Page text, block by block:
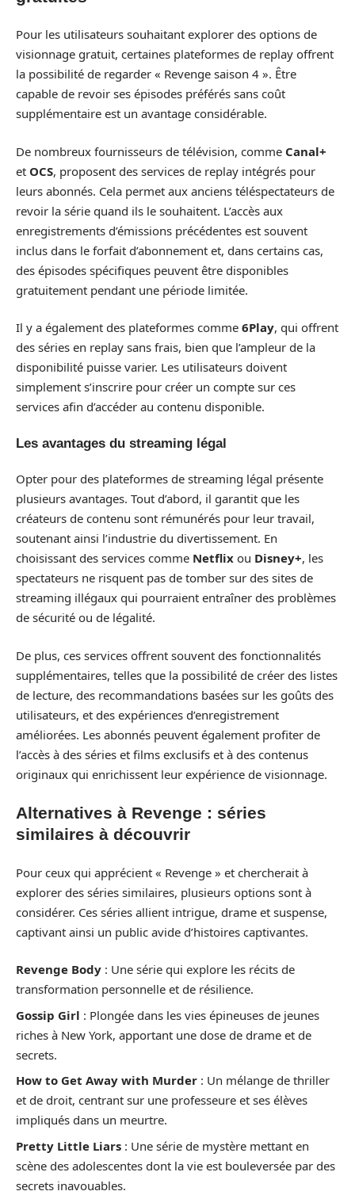
Pour les utilisateurs souhaitant explorer des options de
visionnage gratuit, certaines plateformes de replay offrent
la possibilité de regarder « Revenge saison 4 ». Être
capable de revoir ses épisodes préférés sans coût
supplémentaire est un avantage considérable.
De nombreux fournisseurs de télévision, comme Canal+
et OCS, proposent des services de replay intégrés pour
leurs abonnés. Cela permet aux anciens téléspectateurs de
revoir la série quand ils le souhaitent. L’accès aux
enregistrements d’émissions précédentes est souvent
inclus dans le forfait d’abonnement et, dans certains cas,
des épisodes spécifiques peuvent être disponibles
gratuitement pendant une période limitée.
Il y a également des plateformes comme 6Play, qui offrent
des séries en replay sans frais, bien que l’ampleur de la
disponibilité puisse varier. Les utilisateurs doivent
simplement s’inscrire pour créer un compte sur ces
services afin d’accéder au contenu disponible.
Les avantages du streaming légal
Opter pour des plateformes de streaming légal présente
plusieurs avantages. Tout d’abord, il garantit que les
créateurs de contenu sont rémunérés pour leur travail,
soutenant ainsi l’industrie du divertissement. En
choisissant des services comme Netflix ou Disney+, les
spectateurs ne risquent pas de tomber sur des sites de
streaming illégaux qui pourraient entraîner des problèmes
de sécurité ou de légalité.
De plus, ces services offrent souvent des fonctionnalités
supplémentaires, telles que la possibilité de créer des listes
de lecture, des recommandations basées sur les goûts des
utilisateurs, et des expériences d’enregistrement
améliorées. Les abonnés peuvent également profiter de
l’accès à des séries et films exclusifs et à des contenus
originaux qui enrichissent leur expérience de visionnage.
Alternatives à Revenge : séries
similaires à découvrir
Pour ceux qui apprécient « Revenge » et chercherait à
explorer des séries similaires, plusieurs options sont à
considérer. Ces séries allient intrigue, drame et suspense,
captivant ainsi un public avide d’histoires captivantes.
Revenge Body : Une série qui explore les récits de
transformation personnelle et de résilience.
Gossip Girl : Plongée dans les vies épineuses de jeunes
riches à New York, apportant une dose de drame et de
secrets.
How to Get Away with Murder : Un mélange de thriller
et de droit, centrant sur une professeure et ses élèves
impliqués dans un meurtre.
Pretty Little Liars : Une série de mystère mettant en
scène des adolescentes dont la vie est bouleversée par des
secrets inavouables.